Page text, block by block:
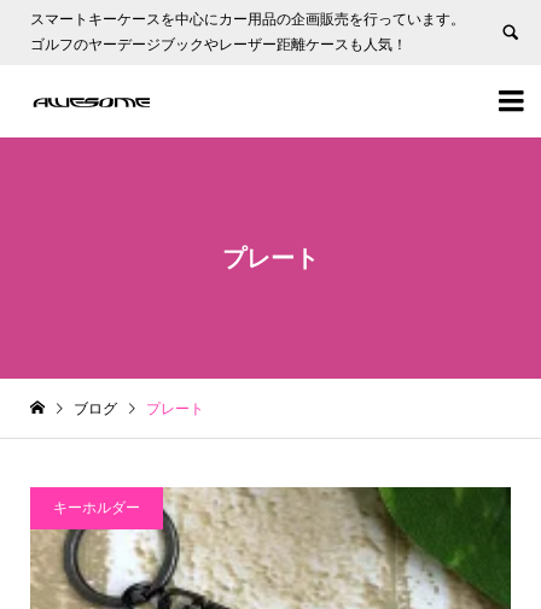
スマートキーケースを中心にカー用品の企画販売を行っています。
ゴルフのヤーデージブックやレーザー距離ケースも人気！


プレート
ブログ プレート
キーホルダー